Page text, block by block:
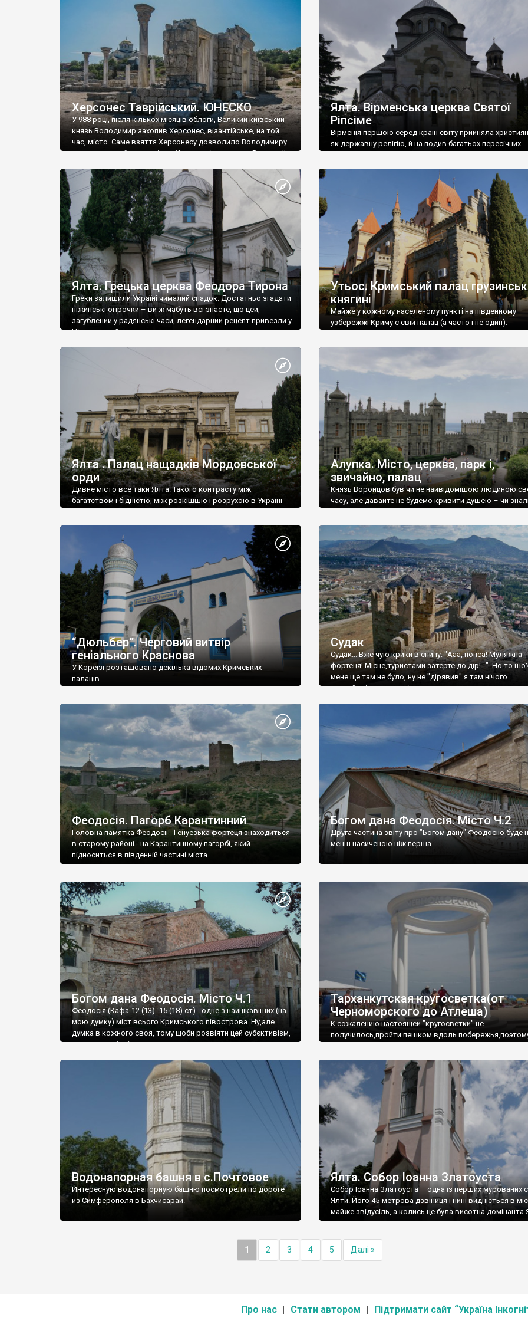
візантійської доби. Раритети викрадені з фондів об’єкту
культурної спадщини ЮНЕСКО «Херсонеса Таврійського».
Офіційно – на виставку «Золото Візантії», але експерти та
влада в Україні вважають це лише […]
називаються «повстяками» (postaki)…” “Вино. Крим
виробляє відмінне вино і його вдосталь: воно все
легке біле і дуже […]
Херсонес Таврійський. ЮНЕСКО
У 988 році, після кількох місяців облоги, Великий київський
князь Володимир захопив Херсонес, візантійське, на той
час, місто. Саме взяття Херсонесу дозволило Володимиру
диктувати свої умови візантійському імператору Василю ІІ,
Херсонесі Володимир-язичник, став Василем-
християнином. А потім було Хрещення Русі. На честь
Херсонесу Таврійського названо місто […]
Ялта. Вірменська церква Святої
Ріпсіме
Вірменія першою серед країн світу прийняла
як державну релігію, й на подив багатьох пересічних
Ялта. Грецька церква Феодора Тирона
Греки залишили Україні чималий спадок. Достатньо згадати
ніжинські огірочки – ви ж мабуть всі знаєте, що цей,
загублений у радянські часи, легендарний рецепт привезли у
Ніжин греки?
Утьос. Кримський палац
княгині
Майже у кожному населеному пункті на південному
узбережжі Криму є свій палац (а часто і не один).
Ялта . Палац нащадків Мордовської
орди
Дивне місто все таки Ялта. Такого контрасту між
багатством і бідністю, між розкішшю і розрухою в Україні
Алупка. Місто, церква, парк і,
звичайно, палац
Князь Воронцов був чи не найвідомішою людиною
часу, але давайте не будемо кривити душею – чи
“Дюльбер”. Черговий витвір
геніального Краснова
У Кореїзі розташовано декілька відомих Кримських
палаців.
Судак
Судак... Вже чую крики в спину: "Ааа, попса! Муляжна
фортеця! Місце,туристами затерте до дір!..." Но то
мене ще там не було, ну не "дірявив" я там нічого...
принаймні до цього літа.
Феодосія. Пагорб Карантинний
Головна памятка Феодосії - Генуезька фортеця знаходиться
в старому районі - на Карантинному пагорбі, який
підноситься в південній частині міста.
Богом дана Феодосія. Місто Ч.2
Друга частина звіту про "Богом дану" Феодосію буде
менш насиченою ніж перша.
Богом дана Феодосія. Місто Ч.1
Феодосія (Кафа-12 (13) -15 (18) ст) - одне з найцікавіших (на
мою думку) міст всього Кримського півострова .Ну,але
думка в кожного своя, тому щоби розвіяти цей субєктивізм,
запрошую відвідати це
Тарханкутская кругосветка(от
Черноморского до Атлеша)
К сожалению настоящей "кругосветки" не
получилось,пройти пешком вдоль
Водонапорная башня в с.Почтовое
Интересную водонапорную башню посмотрели по дороге
из Симферополя в Бахчисарай.
Ялта. Собор Іоанна Златоуста
Собор Іоанна Златоуста – одна із перших мурованих
Ялти. Його 45-метрова дзвіниця і нині видніється в
майже звідусіль, а колись це була висотна домінанта
1 2 3 4 5 Далі »
Про нас Стати автором Підтримати сайт “Україна